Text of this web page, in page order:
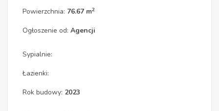
Powierzchnia: 76.67 m2
Ogłoszenie od: Agencji
Sypialnie:
Łazienki:
Rok budowy: 2023